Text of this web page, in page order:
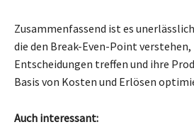
Zusammenfassend ist es
die den Break-Even-Point
Entscheidungen treffen und ihre
Basis von Kosten und Erlösen
Auch interessant: